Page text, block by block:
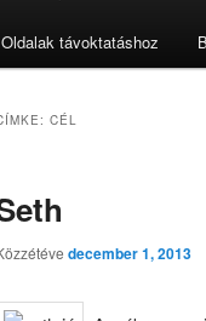
az
elsődleges
a
másodlagos
Oldalak távoktatáshoz
CÉL
december 1, 2013